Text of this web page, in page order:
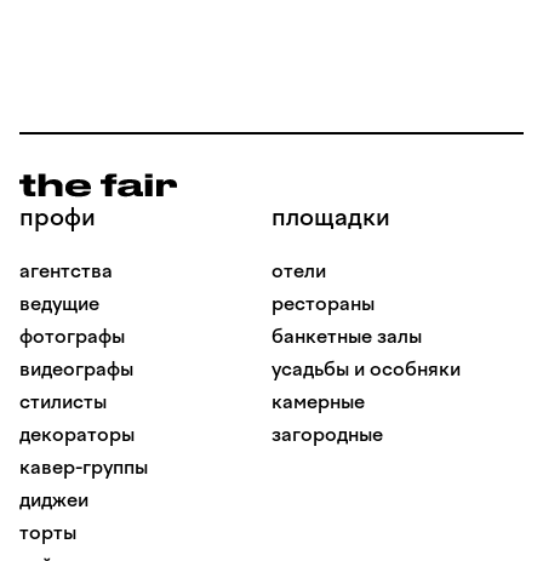
профи
агентства
ведущие
фотографы
видеографы
стилисты
декораторы
кавер-группы
диджеи
торты
площадки
отели
рестораны
банкетные залы
усадьбы и особняки
камерные
загородные